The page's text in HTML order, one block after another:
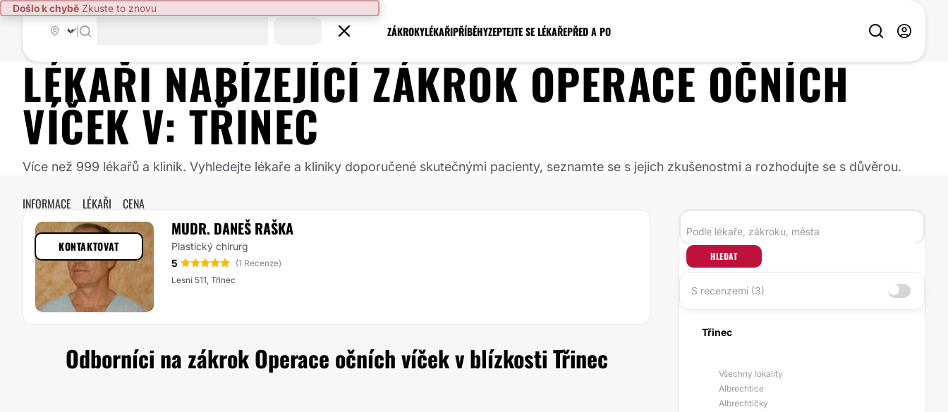
Došlo k chybě Zkuste to znovu
ZÁKROKYLÉKAŘIPŘÍBĚHYZEPTEJTE SE LÉKAŘEPŘED A PO
LÉKAŘI NABÍZEJÍCÍ ZÁKROKOPERACE OČNÍCH
VÍČEK V: TŘINEC
Více než 999 lékařů a klinik. Vyhledejte lékaře a kliniky doporučené skutečnými pacienty, seznamte se s jejich zkušenostmi a rozhodujte se s důvěrou.
INFORMACE LÉKAŘI CENA
MUDR. DANEŠ RAŠKA
Plastický chirurg
5
(1 Recenze)
Lesní 511, Třinec
KONTAKTOVAT
Odborníci na zákrok Operace očních víček v blízkosti Třinec
HLEDAT
S recenzemi (3)
Třinec
Všechny lokality
Albrechtice
Albrechtičky